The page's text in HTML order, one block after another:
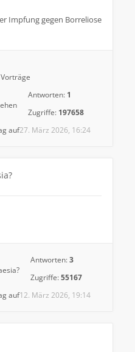
Impfung gegen Borreliose
Antworten: 1
Zugriffe: 197658
27. März 2026, 16:24
auf
Antworten:3
Zugriffe:55167
12. März 2026, 19:14
auf